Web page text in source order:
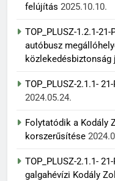
felújítás 2025.10.10.
TOP_PLUSZ-1.2.1-
autóbusz
közlekedésbiztonság
TOP_PLUSZ-2.1.1-
2024.05.24.
Folytatódik a Kodály
korszerűsítése
TOP_PLUSZ-2.1.1-
galgahévízi Kodály